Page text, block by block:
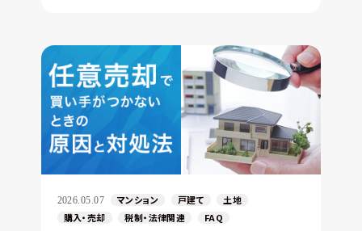
2026.05.07 マンション 戸建て
土地
購入・売却
税制・法律関連 FAQ